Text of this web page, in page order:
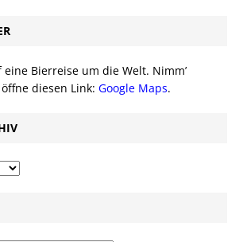
eine Bierreise um die Welt. Nimm’
diesen Link: Google Maps.